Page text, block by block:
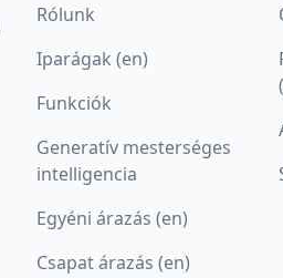
Rólunk
Iparágak (en)
Funkciók
Generatív mesterséges
intelligencia
Egyéni árazás (en)
Csapat árazás (en)